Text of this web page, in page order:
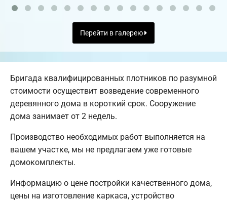
Перейти в галерею
Бригада квалифицированных плотников по разумной
стоимости осуществит возведение современного
деревянного дома в короткий срок. Сооружение
дома занимает от 2 недель.
Производство необходимых работ выполняется на
вашем участке, мы не предлагаем уже готовые
домокомплекты.
Информацию о цене постройки качественного дома,
цены на изготовление каркаса, устройство